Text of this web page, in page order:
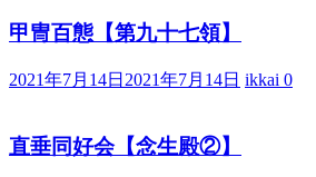
甲冑百態【第九十七領】
2021年7月14日 2021年7月14日 ikkai 0
直垂同好会【念生殿②】